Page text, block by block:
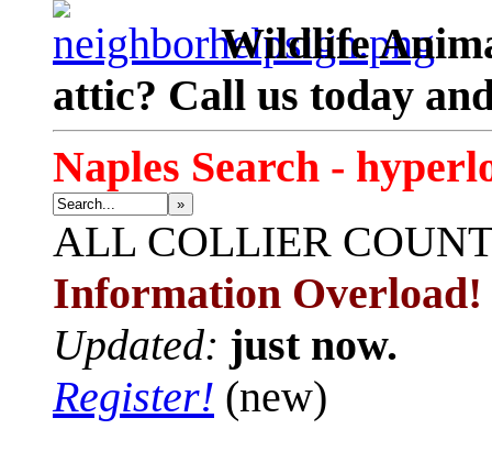
Wildlife
attic? Call us today
Naples Search -
»
ALL COLLIER
Information Overload!
Updated: just now.
Register! (new)